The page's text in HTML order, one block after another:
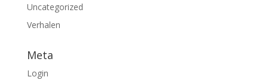
Uncategorized
Verhalen
Meta
Login